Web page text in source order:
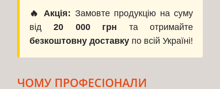
🔥 Акція: Замовте продукцію на суму
від20 000 грн та отримайте
безкоштовну доставку по всій Україні!
ЧОМУ ПРОФЕСІОНАЛИ